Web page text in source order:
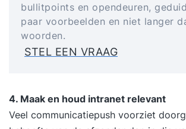
bullitpoints en opendeuren,
paar voorbeelden en niet langer
woorden.
STEL EEN VRAAG
4. Maak en houd intranet relevant
Veel communicatiepush voorziet